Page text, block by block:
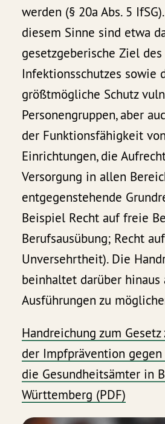
werden (§ 20a Abs. 5
diesem Sinne sind etwa
gesetzgeberische Ziel des
Infektionsschutzes sowie
größtmögliche Schutz
Personengruppen, aber
der Funktionsfähigkeit
Einrichtungen, die
Versorgung in allen
entgegenstehende
Beispiel Recht auf freie
Berufsausübung; Recht
Unversehrtheit). Die
beinhaltet darüber hinaus
Ausführungen zu
Handreichung zum
der Impfprävention gegen
die Gesundheitsämter in
Württemberg (PDF)